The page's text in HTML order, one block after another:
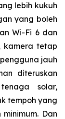
lebih kukuh
yang boleh
Wi-Fi 6 dan
kamera tetap
jauh
diteruskan
solar,
tempoh yang
Dan